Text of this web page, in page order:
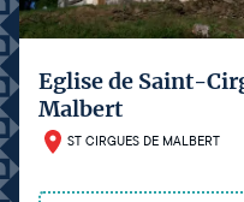
Eglise de Saint-
Malbert
ST CIRGUES DE MALBERT